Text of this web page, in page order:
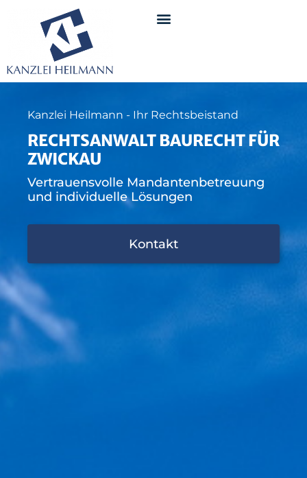
Kanzlei Heilmann - Ihr Rechtsbeistand
RECHTSANWALT BAURECHT FÜR
ZWICKAU
Vertrauensvolle Mandantenbetreuung
und individuelle Lösungen
Kontakt